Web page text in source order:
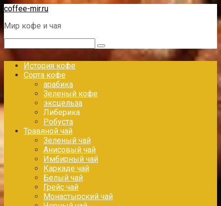
Перейти
контенту
coffee-mir.ru
Мир кофе и чая
История кофе
Сорта кофе
арабика
Зеленый кофе
эксцельза
Либерика
Робуста
Травяной чай
Зеленый чай
Анисовый чай
Имбирный чай
Каркаде чай
Белый чай
Грейс чай
Монастырский чай